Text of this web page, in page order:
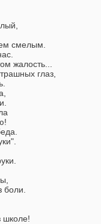
смелым.
жалость...
глаз,
боли.
школе!